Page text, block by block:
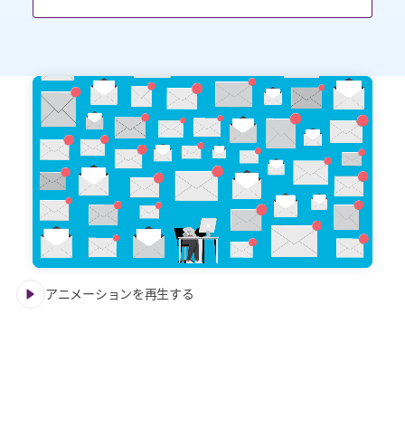
アニメーションを再生する